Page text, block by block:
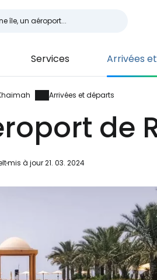
Services Arrivées
Arrivées et départs
de
mis à jour 21. 03. 2024